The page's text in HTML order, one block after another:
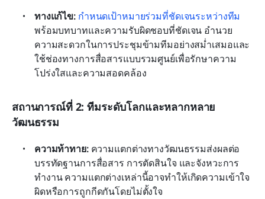
ทางแก้ไข: กำหนดเป้าหมายร่วมที่ชัดเจนระหว่างทีม
พร้อมบทบาทและความรับผิดชอบที่ชัดเจน อำนวย
ความสะดวกในการประชุมข้ามทีมอย่างสม่ำเสมอและ
ใช้ช่องทางการสื่อสารแบบรวมศูนย์เพื่อรักษาความ
โปร่งใสและความสอดคล้อง
สถานการณ์ที่ 2: ทีมระดับโลกและหลากหลาย
วัฒนธรรม
ความท้าทาย: ความแตกต่างทางวัฒนธรรมส่งผลต่อ
บรรทัดฐานการสื่อสาร การตัดสินใจ และจังหวะการ
ทำงาน ความแตกต่างเหล่านี้อาจทำให้เกิดความเข้าใจ
ผิดหรือการถูกกีดกันโดยไม่ตั้งใจ